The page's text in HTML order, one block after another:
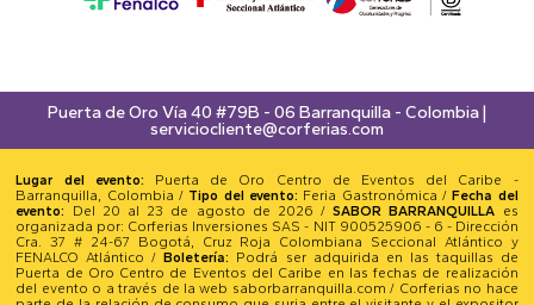
Puerta de Oro Vía 40 #79B - 06 Barranquilla - Colombia |
serviciocliente@corferias.com
Lugar del evento: Puerta de Oro Centro de Eventos del Caribe -
Barranquilla, Colombia / Tipo del evento: Feria Gastronómica /Fecha del
evento:
Del 20 al 23 de agosto de 2026 /SABOR BARRANQUILLA es
organizada por: Corferias Inversiones SAS - NIT 900525906 - 6 - Dirección
Cra. 37 # 24-67 Bogotá, Cruz Roja Colombiana Seccional Atlántico y
FENALCO Atlántico /Boletería: Podrá ser adquirida en las taquillas de
Puerta de Oro Centro de Eventos del Caribe en las fechas de realización
del evento o a través de la web saborbarranquilla.com / Corferias no hace